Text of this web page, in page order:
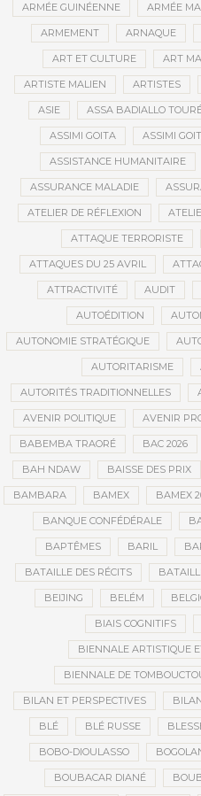
ARMÉE GUINÉENNE ARMÉE
ARMEMENT ARNAQUE
ART ET CULTURE ART
ARTISTE MALIEN ARTISTES
ASIE ASSA BADIALLO
ASSIMI GOITA ASSIMI
ASSISTANCE HUMANITAIRE
ASSURANCE MALADIE
ATELIER DE RÉFLEXION
ATTAQUE TERRORISTE
ATTAQUES DU 25 AVRIL
ATTRACTIVITÉ AUDIT
AUTOÉDITION
AUTONOMIE STRATÉGIQUE
AUTORITARISME
AUTORITÉS TRADITIONNELLES
AVENIR POLITIQUE AVENIR
BABEMBA TRAORÉ BAC 2026
BAH NDAW BAISSE DES PRIX
BAMBARA BAMEX BAMEX
BANQUE CONFÉDÉRALE
BAPTÊMES BARIL
BATAILLE DES RÉCITS
BEIJING BELÉM
BIAIS COGNITIFS
BIENNALE ARTISTIQUE
BIENNALE DE
BILAN ET PERSPECTIVES
BLÉ BLÉ RUSSE
BOBO-DIOULASSO
BOUBACAR DIANÉ